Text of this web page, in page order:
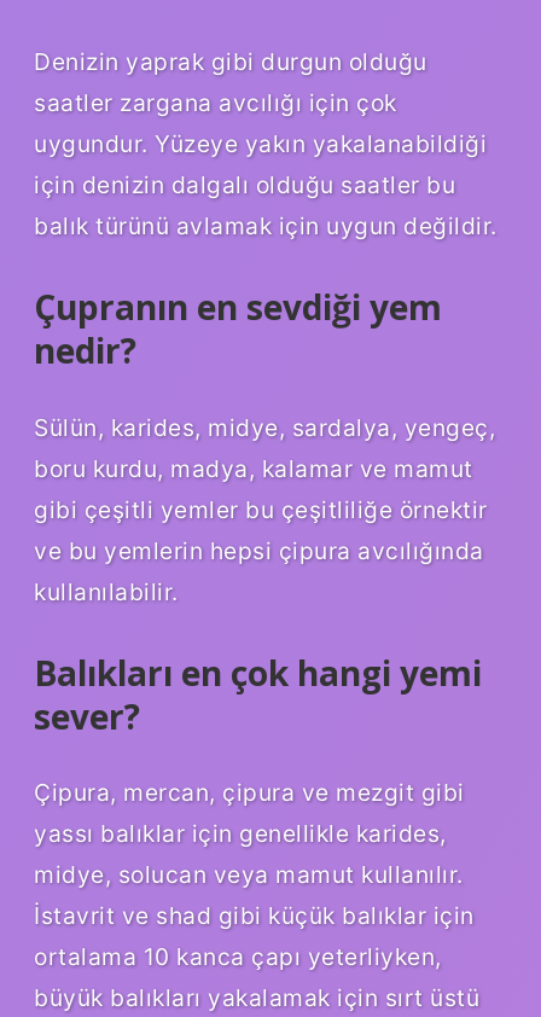
Denizin yaprak gibi durgun olduğu
saatler zargana avcılığı için çok
uygundur. Yüzeye yakın yakalanabildiği
için denizin dalgalı olduğu saatler bu
balık türünü avlamak için uygun değildir.
Çupranın en sevdiği yem
nedir?
Sülün, karides, midye, sardalya, yengeç,
boru kurdu, madya, kalamar ve mamut
gibi çeşitli yemler bu çeşitliliğe örnektir
ve bu yemlerin hepsi çipura avcılığında
kullanılabilir.
Balıkları en çok hangi yemi
sever?
Çipura, mercan, çipura ve mezgit gibi
yassı balıklar için genellikle karides,
midye, solucan veya mamut kullanılır.
İstavrit ve shad gibi küçük balıklar için
ortalama 10 kanca çapı yeterliyken,
büyük balıkları yakalamak için sırt üstü